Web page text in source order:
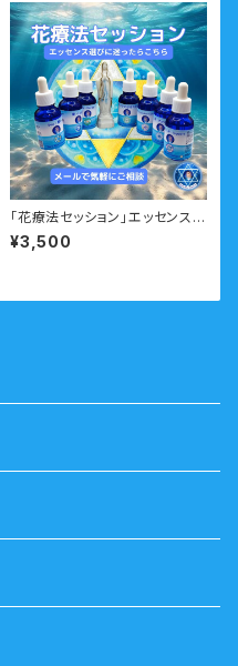
「花療法セッション」エッセンス選
びに迷ったらこちらのメニュー
メール
¥3,500